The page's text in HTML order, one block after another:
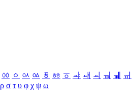
ㆀ ㆁ ㆂ ㆃ ㆄ ㆅ ㆆ ㆇ ㆈ ㆉ ㆊ ㆋ ㆌ
ρ σ τ υ φ χ ψ ω